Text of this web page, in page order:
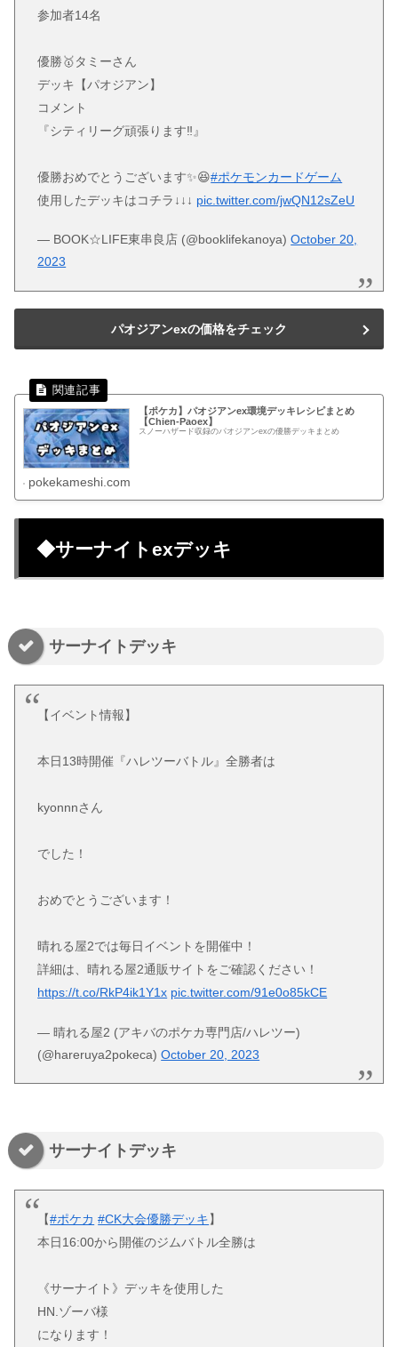
参加者14名
優勝🥇タミーさん
デッキ【パオジアン】
コメント
『シティリーグ頑張ります‼︎』
優勝おめでとうございます✨😆#ポケモンカードゲーム
使用したデッキはコチラ↓↓↓ pic.twitter.com/jwQN12sZeU
— BOOK☆LIFE東串良店 (@booklifekanoya)October 20,
2023
パオジアンexの価格をチェック
【ポケカ】パオジアンex環境デッキレシピまとめ
【Chien-Paoex】
スノーハザード収録のパオジアンexの優勝デッキまとめ
pokekameshi.com
◆サーナイトexデッキ
サーナイトデッキ
【イベント情報】
本日13時開催『ハレツーバトル』全勝者は
kyonnnさん
でした！
おめでとうございます！
晴れる屋2では毎日イベントを開催中！
詳細は、晴れる屋2通販サイトをご確認ください！
https://t.co/RkP4ik1Y1x pic.twitter.com/91e0o85kCE
— 晴れる屋2 (アキバのポケカ専門店/ハレツー)
(@hareruya2pokeca)October 20, 2023
サーナイトデッキ
【#ポケカ #CK大会優勝デッキ】
本日16:00から開催のジムバトル全勝は
《サーナイト》デッキを使用した
HN.ゾーバ様
になります！